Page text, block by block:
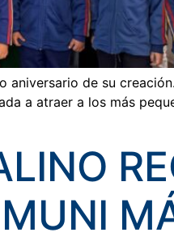
aniversario de su
a atraer a los más